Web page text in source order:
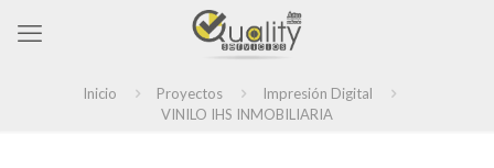
Inicio Proyectos
Impresión Digital
VINILO IHS INMOBILIARIA